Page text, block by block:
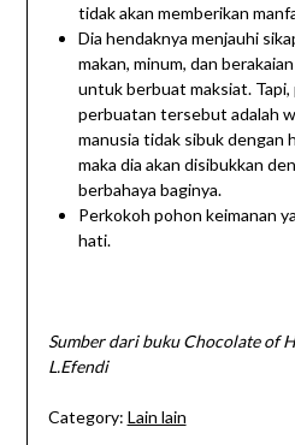
tidak akan memberikan
Dia hendaknya menjauhi
makan, minum, dan
untuk berbuat maksiat. Tapi,
perbuatan tersebut adalah
manusia tidak sibuk dengan
maka dia akan disibukkan
berbahaya baginya.
Perkokoh pohon keimanan
hati.
Sumber dari buku Chocolate of
L.Efendi
Category: Lain lain